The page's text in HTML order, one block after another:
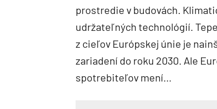
prostredie v budovách.
udržateľných technológií.
z cieľov Európskej únie je
zariadení do roku 2030. Ale
spotrebiteľov mení…